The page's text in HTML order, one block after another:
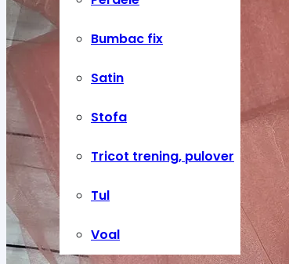
Bumbac fix
Satin
Stofa
Tricot trening, pulover
Tul
Voal